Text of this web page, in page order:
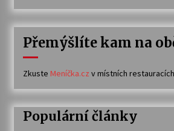
Přemýšlíte kam na
Zkuste Meníčka.cz v místních
Populární články